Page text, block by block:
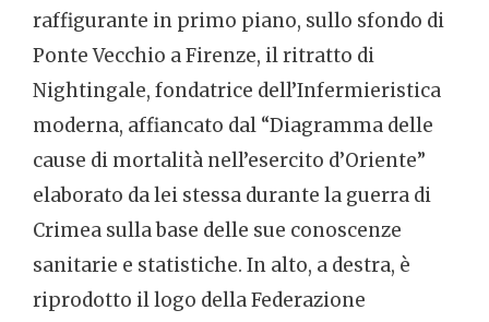
raffigurante in primo piano, sullo sfondo di
Ponte Vecchio a Firenze, il ritratto di
Nightingale, fondatrice dell’Infermieristica
moderna, affiancato dal “Diagramma delle
cause di mortalità nell’esercito d’Oriente”
elaborato da lei stessa durante la guerra di
Crimea sulla base delle sue conoscenze
sanitarie e statistiche. In alto, a destra, è
riprodotto il logo della Federazione